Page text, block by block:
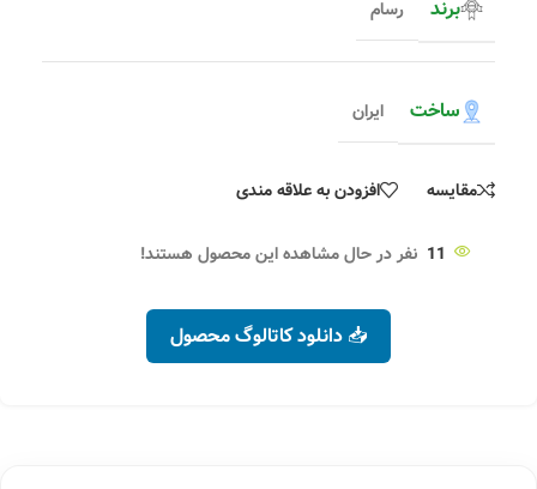
برند رسام
ساخت ایران
مقایسه افزودن به علاقه مندی
11 نفر در حال مشاهده این محصول هستند!
📥 دانلود کاتالوگ محصول